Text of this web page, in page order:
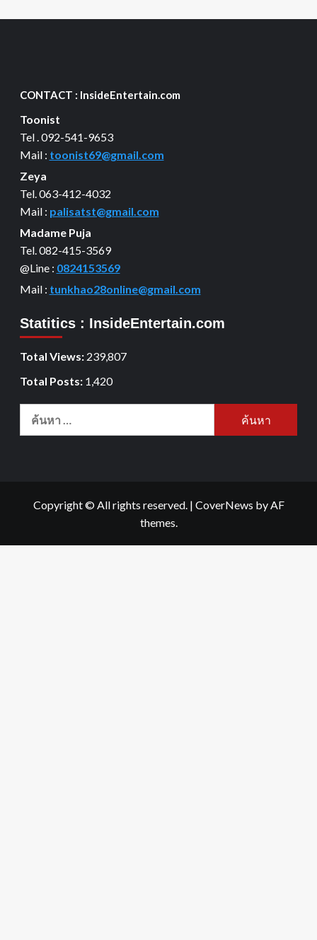
CONTACT : InsideEntertain.com
Toonist
Tel . 092-541-9653
Mail : toonist69@gmail.com
Zeya
Tel. 063-412-4032
Mail : palisatst@gmail.com
Madame Puja
Tel. 082-415-3569
@Line : 0824153569
Mail : tunkhao28online@gmail.com
Statitics : InsideEntertain.com
Total Views: 239,807
Total Posts: 1,420
Copyright © All rights reserved. | CoverNews by AF
themes.